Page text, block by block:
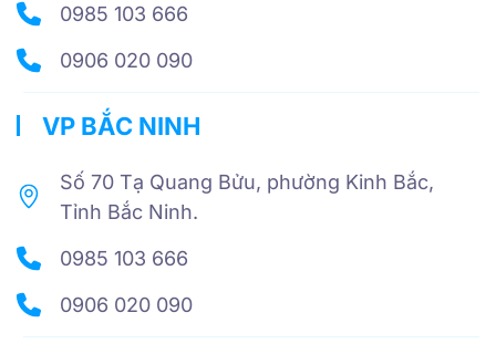
0985 103 666
0906 020 090
VP BẮC NINH
Số 70 Tạ Quang Bửu, phường Kinh Bắc,
Tỉnh Bắc Ninh.
0985 103 666
0906 020 090